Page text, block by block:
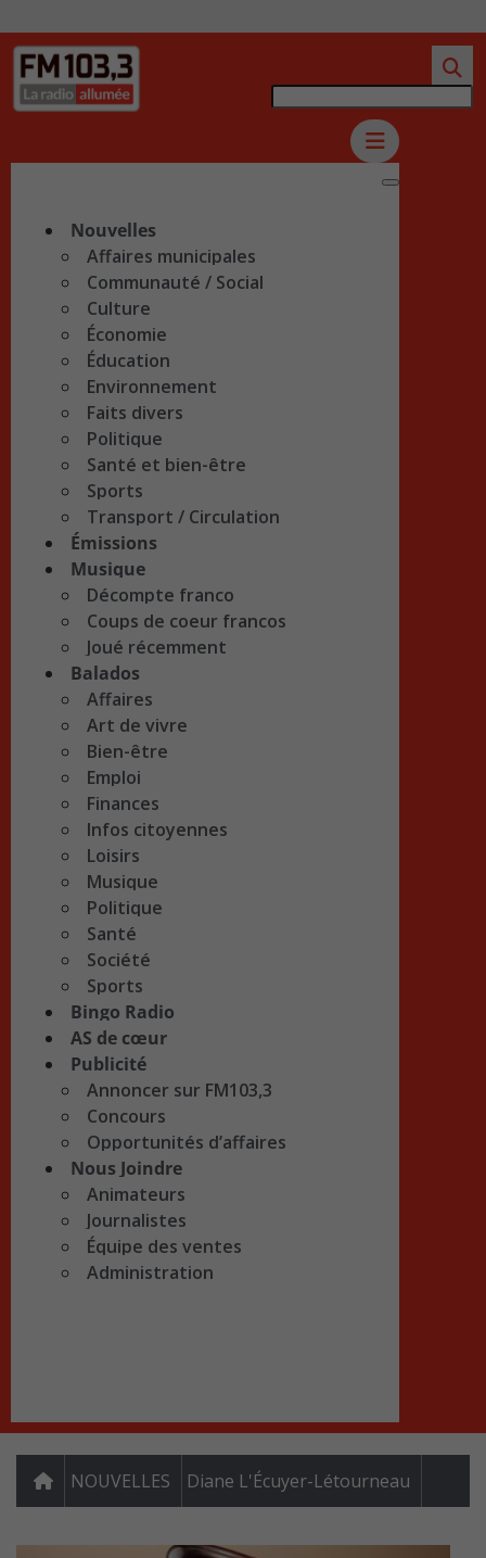
Nouvelles
Affaires municipales
Communauté / Social
Culture
Économie
Éducation
Environnement
Faits divers
Politique
Santé et bien-être
Sports
Transport / Circulation
Émissions
Musique
Décompte franco
Coups de coeur francos
Joué récemment
Balados
Affaires
Art de vivre
Bien-être
Emploi
Finances
Infos citoyennes
Loisirs
Musique
Politique
Santé
Société
Sports
Bingo Radio
AS de cœur
Publicité
Annoncer sur FM103,3
Concours
Opportunités d’affaires
Nous Joindre
Animateurs
Journalistes
Équipe des ventes
Administration
NOUVELLES Diane L'Écuyer-Létourneau